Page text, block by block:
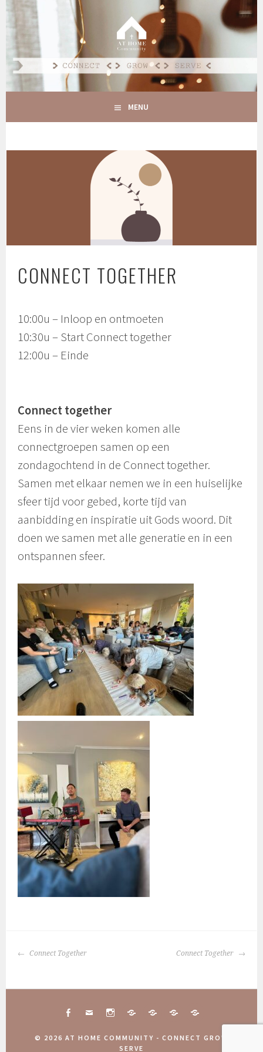
Spring
inhoud
AT HOME COMMUNITY
CONNECT GROW SERVE
MENU
CONNECT TOGETHER
10:00u – Inloop en ontmoeten
10:30u – Start Connect together
12:00u – Einde
Connect together
Eens in de vier weken komen alle
connectgroepen samen op een
zondagochtend in de Connect together.
Samen met elkaar nemen we in een huiselijke
sfeer tijd voor gebed, korte tijd van
aanbidding en inspiratie uit Gods woord. Dit
doen we samen met alle generatie en in een
ontspannen sfeer.
BERICHTNAVIGATIE
Connect Together Connect Together
TOGETHER
JAAR WEEKEND
AANMELDINGEN
COMMUNITY
© 2026 AT HOME COMMUNITY - CONNECT GROW
SERVE